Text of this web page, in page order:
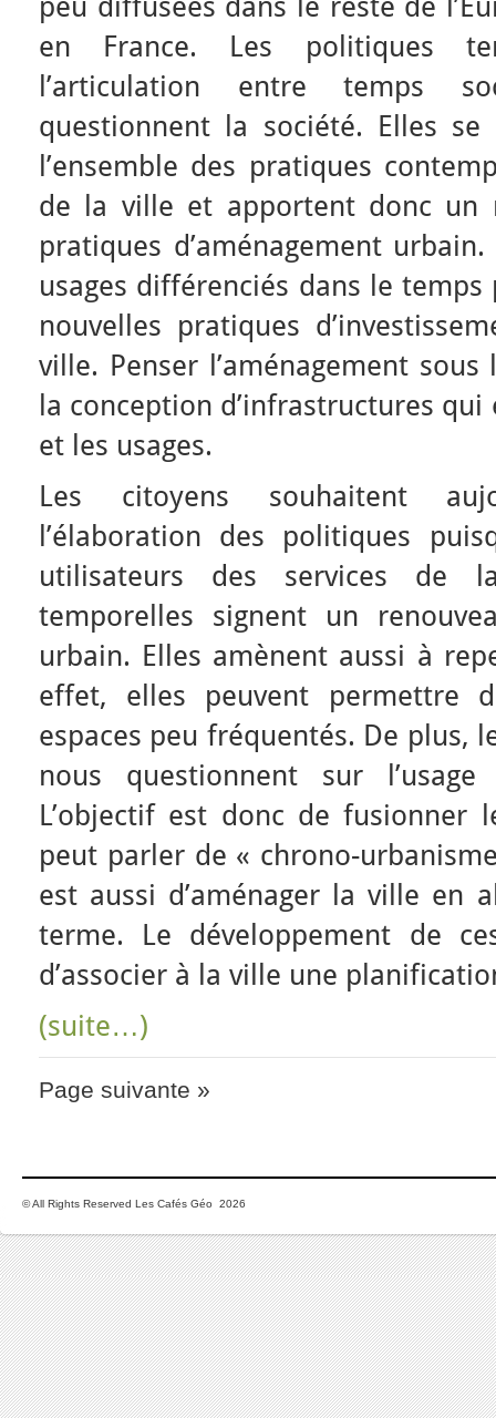
peu diffusées dans le reste de
en France. Les politiques
l’articulation entre temps
questionnent la société. Elles
l’ensemble des pratiques
de la ville et apportent donc un
pratiques d’aménagement
usages différenciés dans le
nouvelles pratiques
ville. Penser l’aménagement
la conception d’infrastructures
et les usages.
Les citoyens souhaitent
l’élaboration des politiques
utilisateurs des services de
temporelles signent un
urbain. Elles amènent aussi à
effet, elles peuvent permettre
espaces peu fréquentés. De plus,
nous questionnent sur
L’objectif est donc de fusionner
peut parler de « chrono-
est aussi d’aménager la ville en
terme. Le développement de
d’associer à la ville une
(suite…)
Page suivante »
© All Rights Reserved Les Cafés Géo 2026